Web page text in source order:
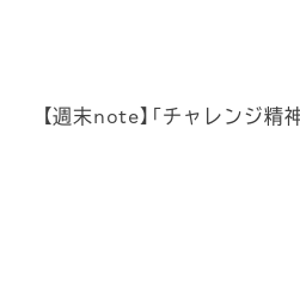
【週末note】「チャレンジ精